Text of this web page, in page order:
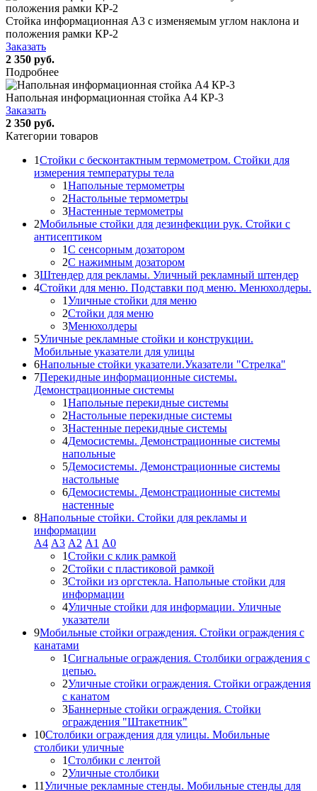
Стойка информационная А3 с изменяемым углом наклона и
положения рамки КР-2
Заказать
2 350 руб.
Подробнее
Напольная информационная стойка А4 КР-3
Заказать
2 350 руб.
Категории товаров
1Стойки с бесконтактным термометром. Стойки для
измерения температуры тела
1Напольные термометры
2Настольные термометры
3Настенные термометры
2Мобильные стойки для дезинфекции рук. Стойки с
антисептиком
1С сенсорным дозатором
2С нажимным дозатором
3Штендер для рекламы. Уличный рекламный штендер
4Стойки для меню. Подставки под меню. Менюхолдеры.
1Уличные стойки для меню
2Стойки для меню
3Менюхолдеры
5Уличные рекламные стойки и конструкции.
Мобильные указатели для улицы
6Напольные стойки указатели.Указатели "Стрелка"
7Перекидные информационные системы.
Демонстрационные системы
1Напольные перекидные системы
2Настольные перекидные системы
3Настенные перекидные системы
4Демосистемы. Демонстрационные системы
напольные
5Демосистемы. Демонстрационные системы
настольные
6Демосистемы. Демонстрационные системы
настенные
8Напольные стойки. Стойки для рекламы и
информации
А4 A3 А2 А1 А0
1Стойки с клик рамкой
2Стойки с пластиковой рамкой
3Стойки из оргстекла. Напольные стойки для
информации
4Уличные стойки для информации. Уличные
указатели
9Мобильные стойки ограждения. Стойки ограждения с
канатами
1Сигнальные ограждения. Столбики ограждения с
цепью.
2Уличные стойки ограждения. Стойки ограждения
с канатом
3Баннерные стойки ограждения. Стойки
ограждения "Штакетник"
10Столбики ограждения для улицы. Мобильные
столбики уличные
1Столбики с лентой
2Уличные столбики
11Уличные рекламные стенды. Мобильные стенды для